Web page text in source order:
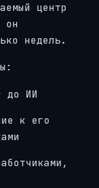
центр
он
недель.
до ИИ
к его